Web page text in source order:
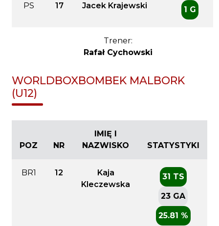
PS 17 Jacek Krajewski 1 G
Trener:
Rafał Cychowski
WORLDBOXBOMBEK MALBORK
(U12)
POZ NR
IMIĘ I
NAZWISKO
STATYSTYKI
BR1 12
Kaja
Kleczewska
31 TS
23 GA
25.81 %